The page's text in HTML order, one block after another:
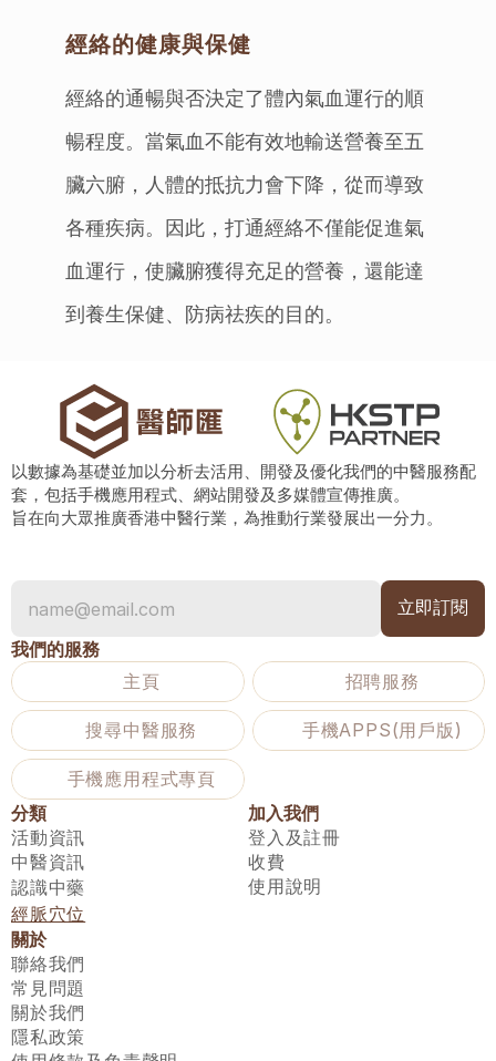
經絡的健康與保健
經絡的通暢與否決定了體內氣血運行的順
暢程度。當氣血不能有效地輸送營養至五
臟六腑，人體的抵抗力會下降，從而導致
各種疾病。因此，打通經絡不僅能促進氣
血運行，使臟腑獲得充足的營養，還能達
到養生保健、防病祛疾的目的。
以數據為基礎並加以分析去活用、開發及優化我們的中醫服務配
套，包括手機應用程式、網站開發及多媒體宣傳推廣。
旨在向大眾推廣香港中醫行業，為推動行業發展出一分力。
我們的服務
主頁
招聘服務
搜尋中醫服務 手機APPS(用戶版)
手機應用程式專頁
分類
活動資訊
中醫資訊
認識中藥
經脈穴位
加入我們
登入及註冊
收費
使用說明
關於
聯絡我們
常見問題
關於我們
隱私政策